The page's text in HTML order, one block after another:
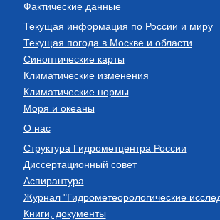
Фактические данные
Текущая информация по России и миру
Текущая погода в Москве и области
Синоптические карты
Климатические изменения
Климатические нормы
Моря и океаны
О нас
Структура Гидрометцентра России
Диссертационный совет
Аспирантура
Журнал "Гидрометеорологические
Книги, документы